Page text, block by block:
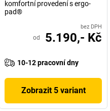
komfortní provedení s ergo-
pad®
bez DPH
od 5.190,- Kč
10-12 pracovní dny
Zobrazit 5 variant